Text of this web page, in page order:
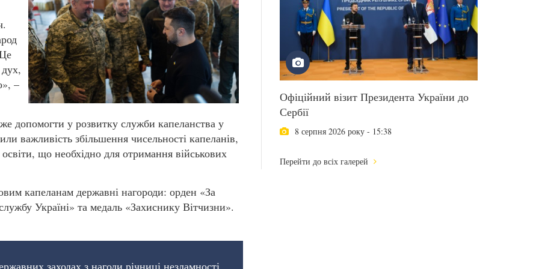
Офіційний візит Президента України до
Сербії
8 серпня 2026 року - 15:38
Перейти до всіх галерей
–
допомогти у розвитку служби капеланства у
важливість збільшення чисельності капеланів,
що необхідно для отримання військових
капеланам державні нагороди: орден «За
Україні» та медаль «Захиснику Вітчизни».